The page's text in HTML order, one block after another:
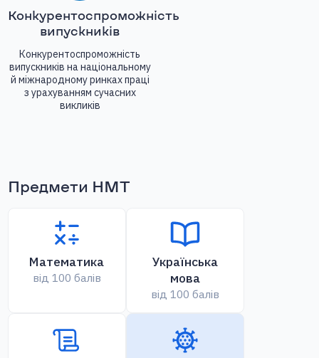
Конкурентоспроможність
випускників
Конкурентоспроможність
випускників на національному
й міжнародному ринках праці
з урахуванням сучасних
викликів
Предмети НМТ
Математика
від 100 балів
Українська
мова
від 100 балів